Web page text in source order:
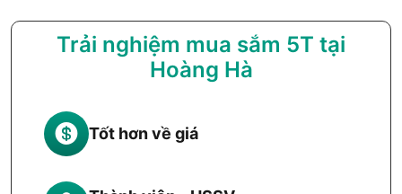
Trải nghiệm mua sắm 5T tại
Hoàng Hà
Tốt hơn về giá